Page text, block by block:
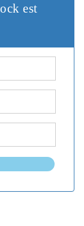
est